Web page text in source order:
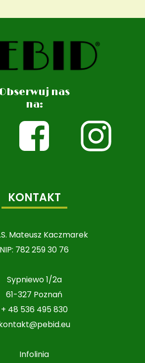
nas
na:
KONTAKT
Mateusz Kaczmarek
NIP: 782 259 30 76
Sypniewo 1/2a
61-327 Poznań
+ 48 536 495 830
Infolinia